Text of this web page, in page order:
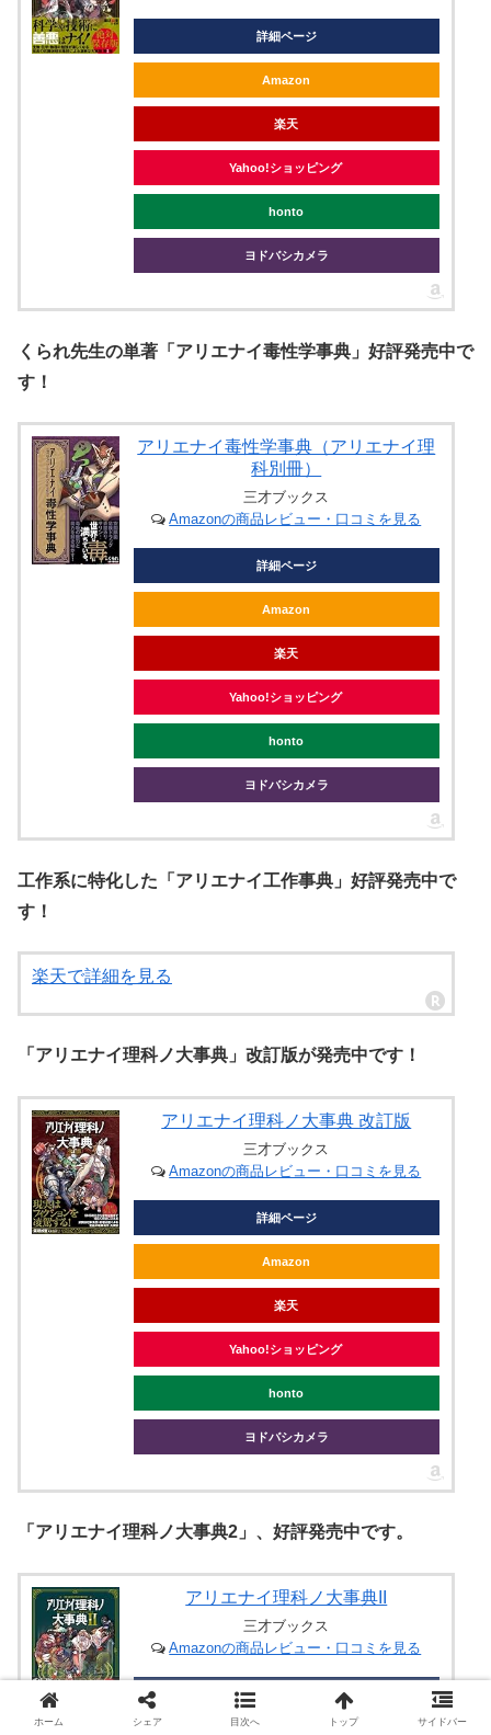
詳細ページ
Amazon
楽天
Yahoo!ショッピング
honto
ヨドバシカメラ
くられ先生の単著「アリエナイ毒性学事典」好評発売中で
す！
アリエナイ毒性学事典（アリエナイ理
科別冊）
三才ブックス
Amazonの商品レビュー・口コミを見る
詳細ページ
Amazon
楽天
Yahoo!ショッピング
honto
ヨドバシカメラ
工作系に特化した「アリエナイ工作事典」好評発売中で
す！
楽天で詳細を見る
「アリエナイ理科ノ大事典」改訂版が発売中です！
アリエナイ理科ノ大事典 改訂版
三才ブックス
Amazonの商品レビュー・口コミを見る
詳細ページ
Amazon
楽天
Yahoo!ショッピング
honto
ヨドバシカメラ
「アリエナイ理科ノ大事典2」、好評発売中です。
アリエナイ理科ノ大事典II
三才ブックス
Amazonの商品レビュー・口コミを見る
ホーム シェア 目次へ トップ サイドバー